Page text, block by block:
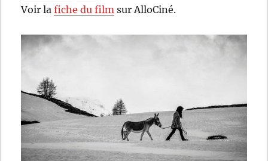
Voir lafiche du film sur AlloCiné.